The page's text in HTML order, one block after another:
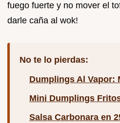
fuego fuerte y no mover el
darle caña al wok!
No te lo pierdas:
Dumplings Al Vapor:
Mini Dumplings
Salsa Carbonara en